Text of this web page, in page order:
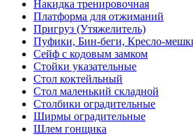
Накидка тренировочная
Платформа для отжиманий
Пригруз (Утяжелитель)
Пуфики, Бин-беги, Кресло-
Сейф с кодовым замком
Стойки указательные
Стол коктейльный
Стол маленький складной
Столбики оградительные
Ширмы оградительные
Шлем гонщика